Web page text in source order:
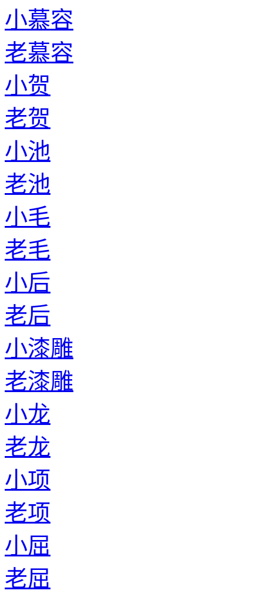
小慕容
老慕容
小贺
老贺
小池
老池
小毛
老毛
小后
老后
小漆雕
老漆雕
小龙
老龙
小项
老项
小屈
老屈